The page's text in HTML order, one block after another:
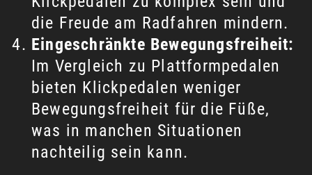
die Freude am Radfahren mindern.
Eingeschränkte Bewegungsfreiheit:
Im Vergleich zu Plattformpedalen
bieten Klickpedalen weniger
Bewegungsfreiheit für die Füße,
was in manchen Situationen
nachteilig sein kann.